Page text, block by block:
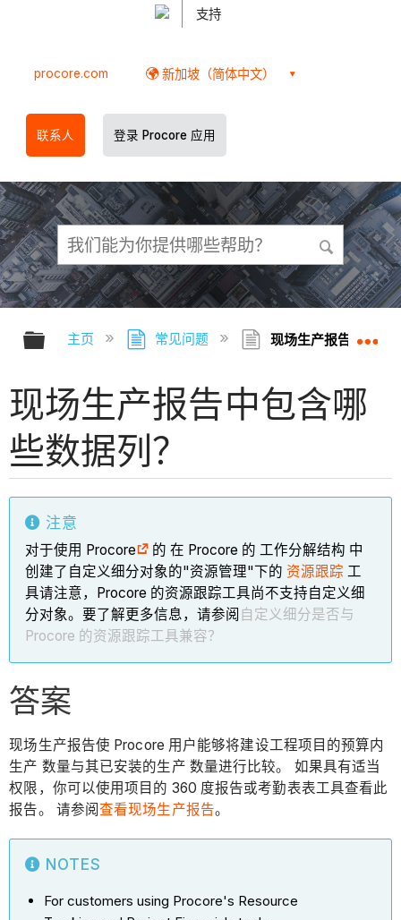
支持
procore.com 新加坡（简体中文）
联系人 登录 Procore 应用
扩展/隐缩全局层次
主页 常见问题 现场生产报告中包含
现场生产报告中包含哪
些数据列？
注意
对于使用 Procore
的 在 Procore 的 工作分解结构 中
创建了自定义细分对象的"资源管理"下的 资源跟踪 工
具请注意，Procore 的资源跟踪工具尚不支持自定义细
分对象。要了解更多信息，请参阅 自定义细分是否与
Procore 的资源跟踪工具兼容？
答案
现场生产报告使 Procore 用户能够将建设工程项目的预算内
生产 数量与其已安装的生产 数量进行比较。 如果具有适当
权限，你可以使用项目的 360 度报告或考勤表表工具查看此
报告。 请参阅查看现场生产报告。
NOTES
For customers using Procore's Resource